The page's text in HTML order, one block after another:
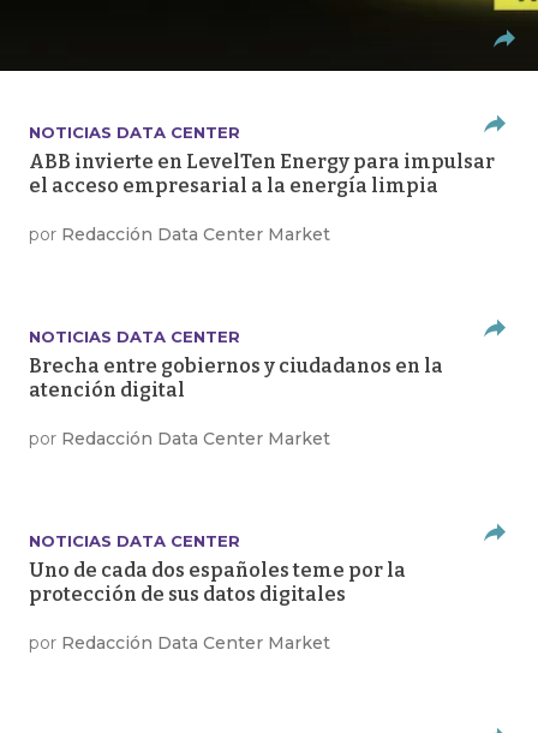
NOTICIAS DATA CENTER
ABB invierte en LevelTen Energy para impulsar
el acceso empresarial a la energía limpia
por Redacción Data Center Market
NOTICIAS DATA CENTER
Brecha entre gobiernos y ciudadanos en la
atención digital
por Redacción Data Center Market
NOTICIAS DATA CENTER
Uno de cada dos españoles teme por la
protección de sus datos digitales
por Redacción Data Center Market